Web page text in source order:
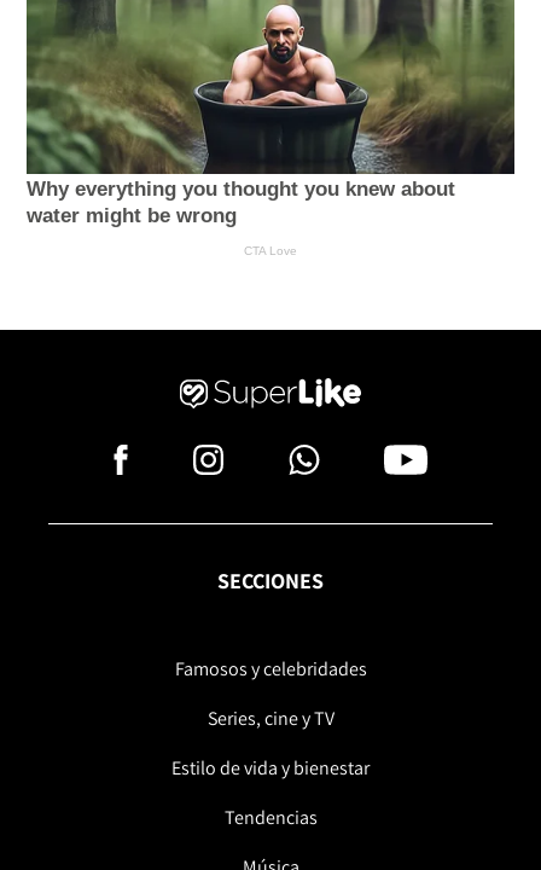
SECCIONES
Famosos y celebridades
Series, cine y TV
Estilo de vida y bienestar
Tendencias